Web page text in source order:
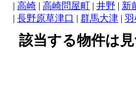
| 高崎 | 高崎問屋町 | 井野 | 新
| 長野原草津口 | 群馬大津 | 羽
該当する物件は